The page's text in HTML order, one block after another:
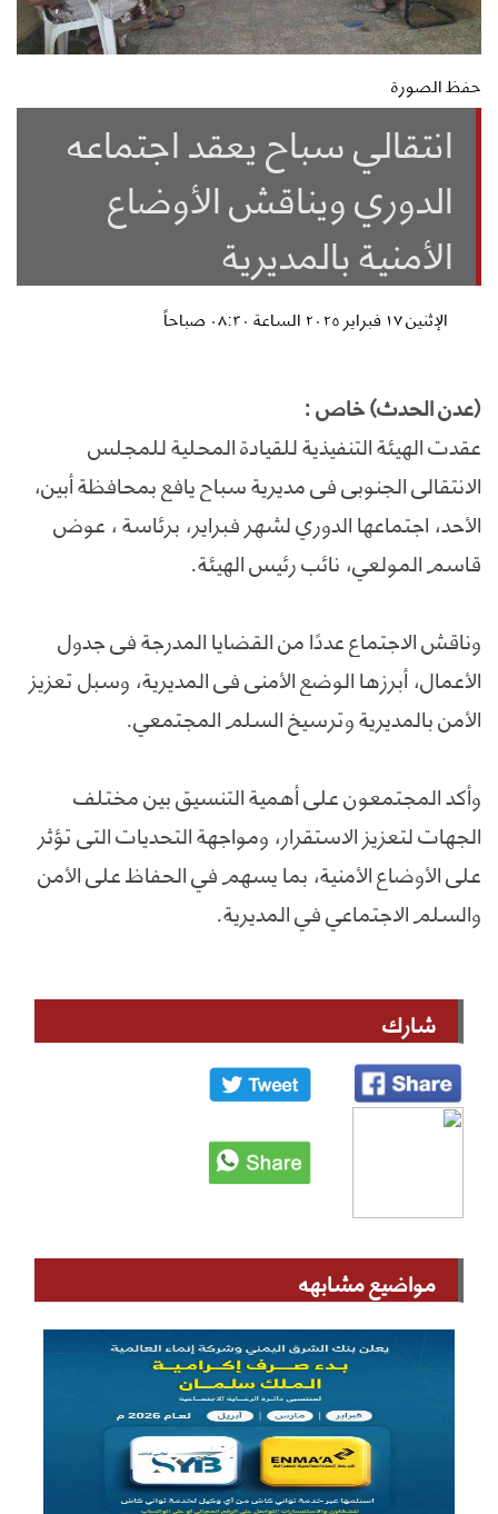
حفظ الصورة
انتقالي سباح يعقد اجتماعه
الدوري ويناقش الأوضاع
الأمنية بالمديرية
الإثنين ١٧ فبراير ٢٠٢٥ الساعة ٠٨:٣٠ صباحاً
(عدن الحدث) خاص :
عقدت الهيئة التنفيذية للقيادة المحلية للمجلس
الانتقالي الجنوبي في مديرية سباح يافع بمحافظة أبين،
الأحد، اجتماعها الدوري لشهر فبراير، برئاسة ، عوض
قاسم المولعي، نائب رئيس الهيئة.
وناقش الاجتماع عددًا من القضايا المدرجة في جدول
الأعمال، أبرزها الوضع الأمني في المديرية، وسبل تعزيز
الأمن بالمديرية وترسيخ السلم المجتمعي.
وأكد المجتمعون على أهمية التنسيق بين مختلف
الجهات لتعزيز الاستقرار، ومواجهة التحديات التي تؤثر
على الأوضاع الأمنية، بما يسهم في الحفاظ على الأمن
والسلم الاجتماعي في المديرية.
شارك
مواضيع مشابهه